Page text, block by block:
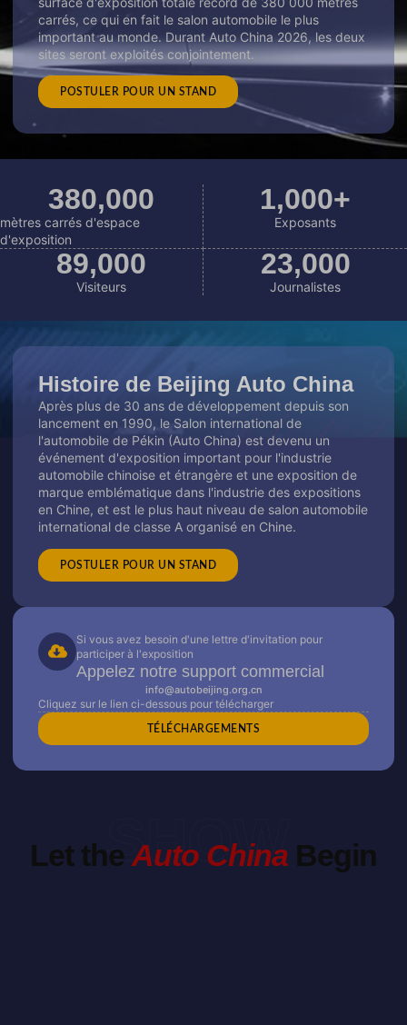
carrés, ce qui en fait le salon automobile le plus
important au monde. Durant Auto China 2026, les deux
sites seront exploités conjointement.
POSTULER POUR UN STAND
mètres carrés d'espace
d'exposition
380,000
Exposants
1,000+
Visiteurs
89,000
Journalistes
23,000
Histoire de Beijing Auto China
Après plus de 30 ans de développement depuis son
lancement en 1990, le Salon international de
l'automobile de Pékin (Auto China) est devenu un
événement d'exposition important pour l'industrie
automobile chinoise et étrangère et une exposition de
marque emblématique dans l'industrie des expositions
en Chine, et est le plus haut niveau de salon automobile
international de classe A organisé en Chine.
POSTULER POUR UN STAND
Si vous avez besoin d'une lettre d'invitation pour
participer à l'exposition
Appelez notre support commercial
info@autobeijing.org.cn
Cliquez sur le lien ci-dessous pour télécharger
TÉLÉCHARGEMENTS
SHOW
Let the Auto China Begin